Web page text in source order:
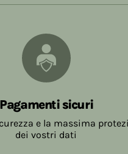
Pagamenti sicuri
e la massima
dei vostri dati